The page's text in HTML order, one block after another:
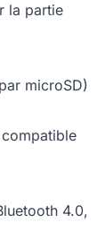
la partie
microSD)
4.0,